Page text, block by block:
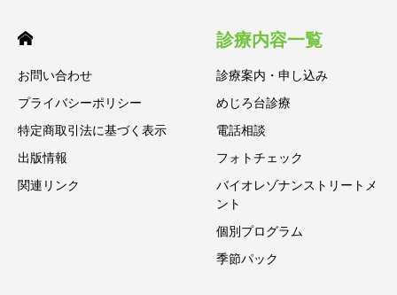
お問い合わせ
プライバシーポリシー
特定商取引法に基づく表示
出版情報
関連リンク
診療内容一覧
診療案内・申し込み
めじろ台診療
電話相談
フォトチェック
バイオレゾナンストリートメ
ント
個別プログラム
季節パック